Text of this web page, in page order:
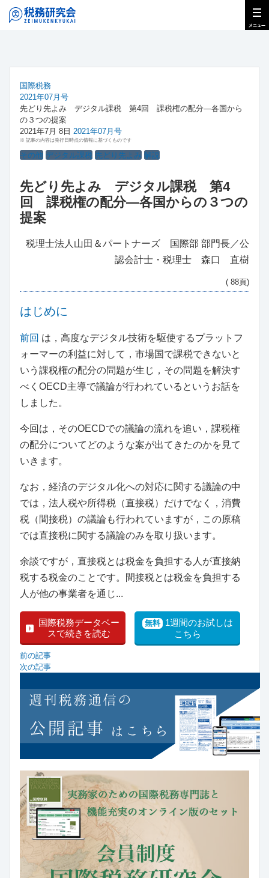
国際税務
2021年07月号
先どり先よみ デジタル課税 第4回 課税権の配分―各国から
の３つの提案
2021年7月 8日 2021年07月号
※ 記事の内容は発行日時点の情報に基づくものです
その他 デジタル課税 先どり先よみ 解説
先どり先よみ デジタル課税 第4
回 課税権の配分―各国からの３つの
提案
税理士法人山田＆パートナーズ 国際部 部門長／公
認会計士・税理士 森口 直樹
( 88頁)
はじめに
前回 は，高度なデジタル技術を駆使するプラットフ
ォーマーの利益に対して，市場国で課税できないと
いう課税権の配分の問題が生じ，その問題を解決す
べくOECD主導で議論が行われているというお話を
しました。
今回は，そのOECDでの議論の流れを追い，課税権
の配分についてどのような案が出てきたのかを見て
いきます。
なお，経済のデジタル化への対応に関する議論の中
では，法人税や所得税（直接税）だけでなく，消費
税（間接税）の議論も行われていますが，この原稿
では直接税に関する議論のみを取り扱います。
余談ですが，直接税とは税金を負担する人が直接納
税する税金のことです。間接税とは税金を負担する
人が他の事業者を通じ...
国際税務データベー
スで続きを読む
無料 1週間のお試しは
こちら
前の記事
次の記事